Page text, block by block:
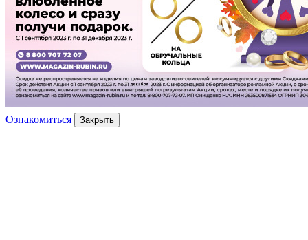
Ознакомиться Закрыть